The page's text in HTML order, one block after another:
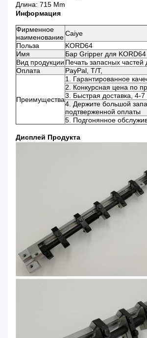
Длина: 715 Mm
Информация
Фирменное
наименованиеCaiye
Польза
KORD64
Имя
Бар Gripper для KORD64
Вид продукции Печать запасных
Оплата
PayPal, T/T,
Преимущества
1. Гарантированное
2. Конкурсная цена по
3. Быстрая доставка, 4-
4. Держите большой
подтверженной оплаты
5. Подгонянное
Дисплей Продукта